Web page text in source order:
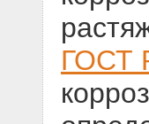
ГОСТ